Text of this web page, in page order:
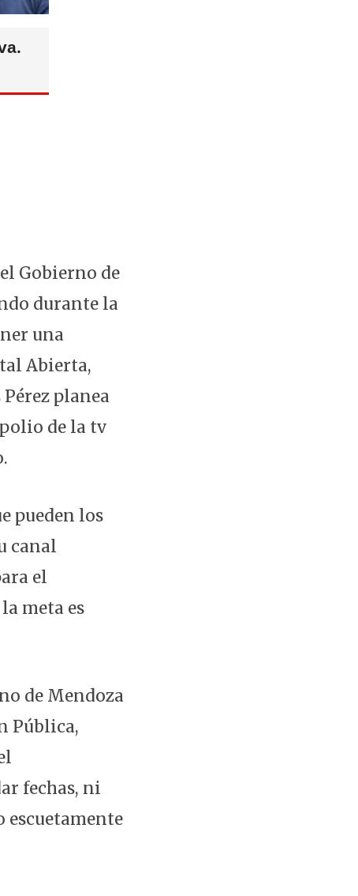
Gobierno de
durante la
una
Abierta,
planea
de la tv
pueden los
canal
el
meta es
de Mendoza
Pública,
fechas, ni
escuetamente